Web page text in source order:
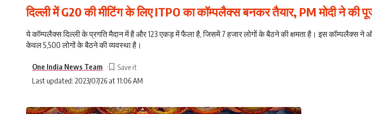
दिल्ली में G20 की मीटिंग के लिए ITPO का कॉम्पलैक्स बनकर तैयार, PM मोदी ने की
ये कॉम्पलैक्स दिल्ली के प्रगति मैदान में है और 123 एकड़ में फैला है, जिसमें 7 हजार लोगों के बैठने की क्षमता है। इस कॉम्पलैक्स ने
केवल 5,500 लोगों के बैठने की व्यवस्था है।
Last updated: 2023/07/26 at 11:06 AM
One India News Team